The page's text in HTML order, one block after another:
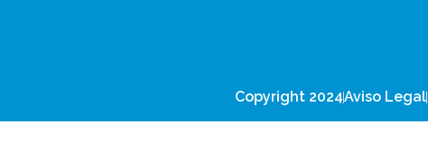
Copyright 2024Aviso Legal